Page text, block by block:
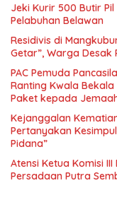
Jeki Kurir 500 Butir
Pelabuhan Belawan
Residivis di
Getar”, Warga Desak
PAC Pemuda
Ranting Kwala
Paket kepada
Kejanggalan
Pertanyakan
Pidana”
Atensi Ketua Komisi III
Persadaan Putra